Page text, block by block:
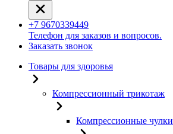
+7 9670339449
Телефон для заказов и вопросов.
Заказать звонок
Товары для здоровья
Компрессионный трикотаж
Компрессионные чулки